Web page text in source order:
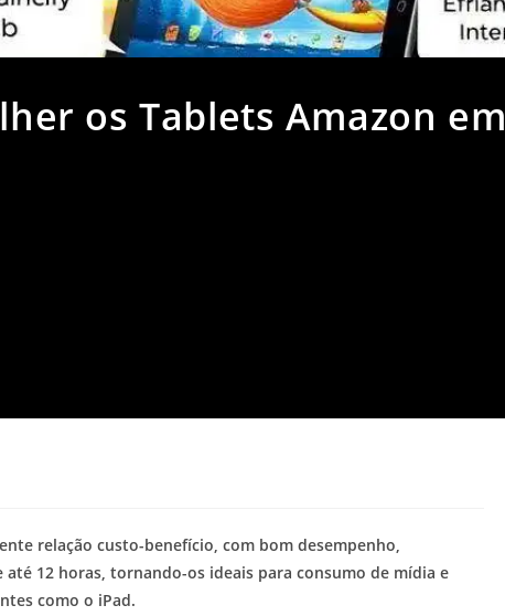
os Tablets Amazon em
relação custo-benefício, com bom desempenho,
12 horas, tornando-os ideais para consumo de mídia e
como o iPad.